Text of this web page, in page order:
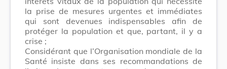
la prise de mesures urgentes et immédiates
qui sont devenues indispensables afin de
protéger la population et que, partant, il y a
crise ;
Considérant que l’Organisation mondiale de la
Santé insiste dans ses recommandations de